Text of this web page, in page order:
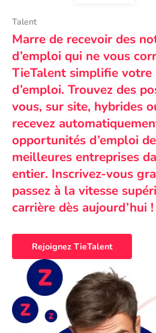
Talent
Marre de recevoir des
d’emploi qui ne vous
TieTalent simplifie votre
d’emploi. Trouvez des
vous, sur site, hybrides
recevez
opportunités d’emploi
meilleures entreprises
entier. Inscrivez-vous
passez à la vitesse
carrière dès aujourd’hui !
Rejoignez TieTalent